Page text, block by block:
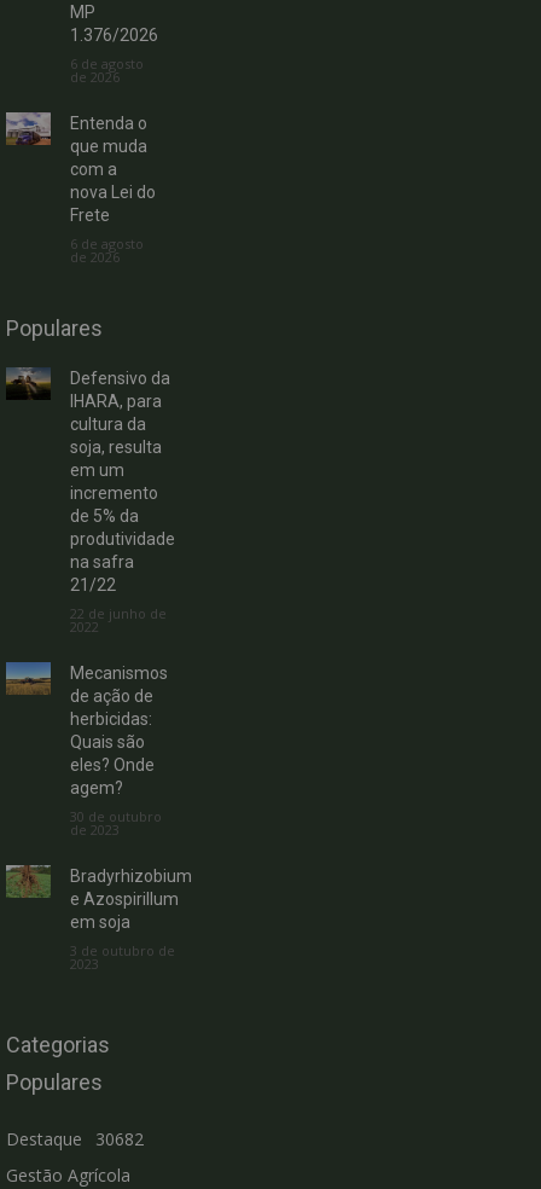
MP
1.376/2026
6 de agosto
de 2026
Entenda o
que muda
com a
nova Lei do
Frete
6 de agosto
de 2026
Populares
Defensivo da
IHARA, para
cultura da
soja, resulta
em um
incremento
de 5% da
produtividade
na safra
21/22
22 de junho de
2022
Mecanismos
de ação de
herbicidas:
Quais são
eles? Onde
agem?
30 de outubro
de 2023
Bradyrhizobium
e Azospirillum
em soja
3 de outubro de
2023
Categorias
Populares
Destaque
30682
Gestão Agrícola